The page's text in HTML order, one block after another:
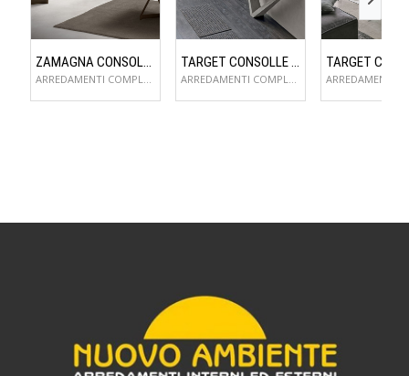
ZAMAGNA CONSOLLE FLAME
ARREDAMENTI COMPLEMENTI D'ARREDO
TARGET CONSOLLE KIRA
ARREDAMENTI COMPLEMENTI D'ARREDO